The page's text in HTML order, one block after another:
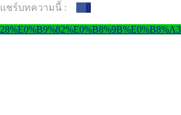
แชร์บทความนี้ : 0